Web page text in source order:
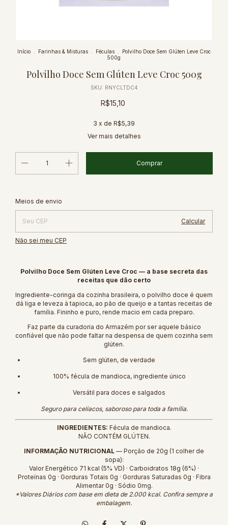
Início Farinhas & Misturas Féculas
Polvilho Doce Sem Glúten Leve Croc
500g
Polvilho Doce Sem Glúten Leve Croc 500g
SKU: RNYCLTDC4
R$15,10
3 x de R$5,39
Ver mais detalhes
Entregas para o CEP:
Meios de envio
Calcular
Não sei meu CEP
Polvilho Doce Sem Glúten Leve Croc — a base secreta das
receitas que dão certo
Ingrediente-coringa da cozinha brasileira, o polvilho doce é quem
dá liga e leveza à tapioca, ao pão de queijo e a tantas receitas de
família. Fininho e puro, rende macio em cada preparo.
Faz parte da curadoria do Armazém por ser aquele básico
confiável que não pode faltar na despensa de quem cozinha sem
glúten.
Sem glúten, de verdade
100% fécula de mandioca, ingrediente único
Versátil para doces e salgados
Seguro para celíacos, saboroso para toda a família.
INGREDIENTES: Fécula de mandioca.
NÃO CONTÉM GLÚTEN.
INFORMAÇÃO NUTRICIONAL — Porção de 20g (1 colher de
sopa):
Valor Energético 71 kcal (5% VD) · Carboidratos 18g (6%) ·
Proteínas 0g · Gorduras Totais 0g · Gorduras Saturadas 0g · Fibra
Alimentar 0g · Sódio 0mg.
*Valores Diários com base em dieta de 2.000 kcal. Confira sempre a
embalagem.